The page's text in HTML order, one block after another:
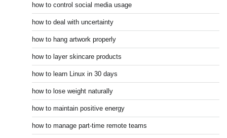
how to control social media usage
how to deal with uncertainty
how to hang artwork properly
how to layer skincare products
how to learn Linux in 30 days
how to lose weight naturally
how to maintain positive energy
how to manage part-time remote teams